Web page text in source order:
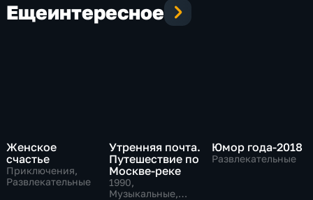
Ещеинтересное
Женское
счастье
Приключения,
Развлекательные
Утренняя почта.
Путешествие по
Москве-реке
1990,
Музыкальные,
Юмор года-2018
Развлекательные